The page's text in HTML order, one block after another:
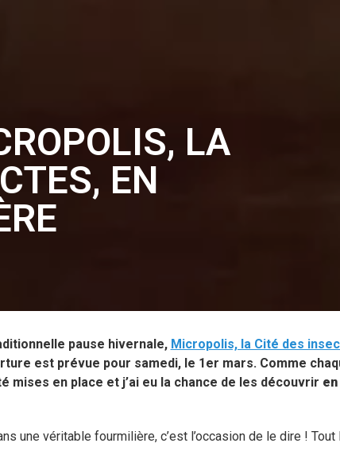
LA
EN
pause hivernale, Micropolis, la Cité des
est prévue pour samedi, le 1er mars. Comme
mises en place et j’ai eu la chance de les découvrir
une véritable fourmilière, c’est l’occasion de le dire !